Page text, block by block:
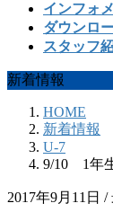
インフォ
ダウンロ
スタッフ
新着情報
HOME
新着情報
U-7
9/10 1年
2017年9月11日 /